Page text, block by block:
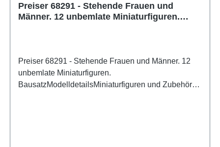
Preiser 68291 - Stehende Frauen und
Männer. 12 unbemlate Miniaturfiguren.
Preiser 68291 - Stehende Frauen und Männer. 12
unbemlate Miniaturfiguren.
BausatzModelldetailsMiniaturfiguren und Zubehör